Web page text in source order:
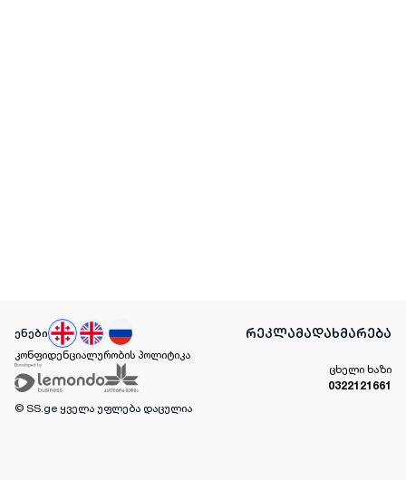
ენები რეკლამადახმარება
კონფიდენციალურობის პოლიტიკა
ცხელი ხაზი
0322121661
© SS.ge ყველა უფლება დაცულია